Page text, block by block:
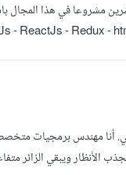
الأنظار ويبقي الزائر